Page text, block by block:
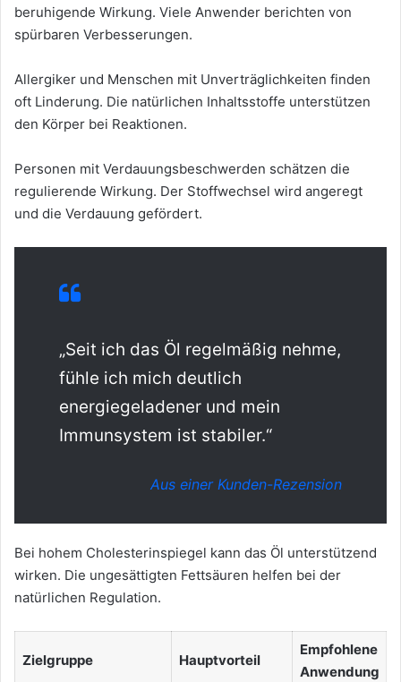
beruhigende Wirkung. Viele Anwender berichten von
spürbaren Verbesserungen.
Allergiker und Menschen mit Unverträglichkeiten finden
oft Linderung. Die natürlichen Inhaltsstoffe unterstützen
den Körper bei Reaktionen.
Personen mit Verdauungsbeschwerden schätzen die
regulierende Wirkung. Der Stoffwechsel wird angeregt
und die Verdauung gefördert.
„Seit ich das Öl regelmäßig nehme,
fühle ich mich deutlich
energiegeladener und mein
Immunsystem ist stabiler.“
Aus einer Kunden-Rezension
Bei hohem Cholesterinspiegel kann das Öl unterstützend
wirken. Die ungesättigten Fettsäuren helfen bei der
natürlichen Regulation.
Zielgruppe Hauptvorteil
Empfohlene
Anwendung